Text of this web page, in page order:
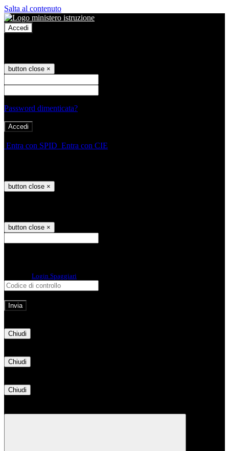
Salta al contenuto
Accedi
button close ×
Password dimenticata?
Entra con SPID Entra con CIE
button close ×
button close ×
Login Spaggiari
Chiudi
Chiudi
Chiudi